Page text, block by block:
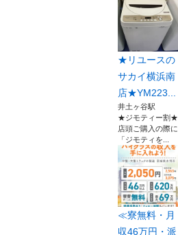
★リユースの
サカイ横浜南
店★YM223...
井土ヶ谷駅
★ジモティー割★
店頭ご購入の際に
「ジモティを...
≪寮無料・月
収46万円・派